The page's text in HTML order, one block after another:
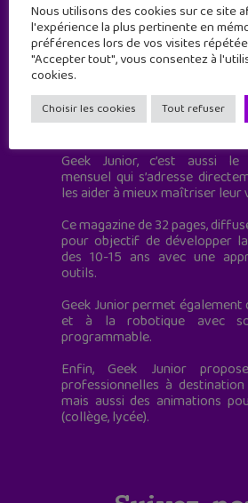
Geek Junior est le premier site
à destination des adolescents.
Geek Junior, c’est aussi le
mensuel qui s’adresse
les aider à mieux maîtriser leur
Ce magazine de 32 pages,
pour objectif de développer
des 10-15 ans avec une
outils.
Geek Junior permet également
et à la robotique avec
programmable.
Enfin, Geek Junior
professionnelles à
mais aussi des animations
(collège, lycée).
Nous utilisons des cookies sur ce site
l'expérience la plus pertinente en
préférences lors de vos visites
"Accepter tout", vous consentez à
cookies.
Choisir les cookies Tout refuser